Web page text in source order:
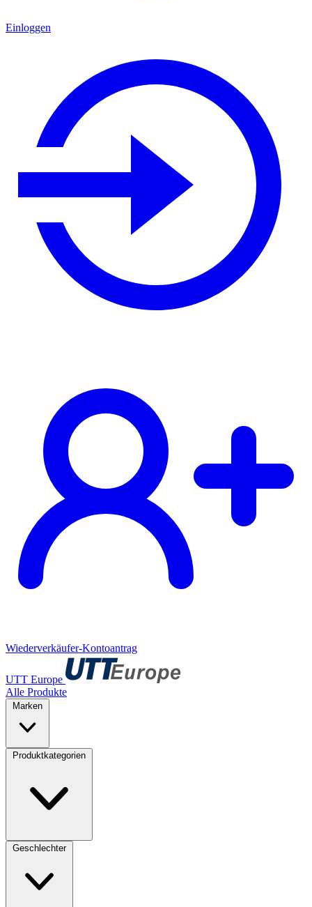
Einloggen
Wiederverkäufer-Kontoantrag
UTT Europe
Alle Produkte
Marken
Produktkategorien
Geschlechter